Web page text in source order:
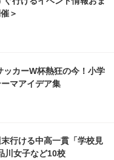
＞
ッカーW杯熱狂の今！小学
マアイデア集
末行ける中高一貫「学校見
川女子など10校